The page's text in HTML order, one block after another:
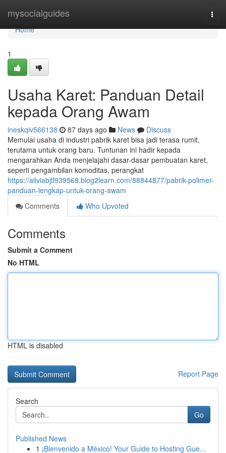
mysocialguides
Home
Home
1
Usaha Karet: Panduan Detail
kepada Orang Awam
ineskqiv566138 87 days ago News
Discuss
Memulai usaha di industri pabrik karet bisa jadi terasa rumit,
terutama untuk orang baru. Tuntunan ini hadir kepada
mengarahkan Anda menjelajahi dasar-dasar pembuatan karet,
seperti pengambilan komoditas, perangkat
https://aliviabjtl939569.blog2learn.com/88844877/pabrik-polimer-
panduan-lengkap-untuk-orang-awam
Comments
Who Upvoted
Comments
Submit a Comment
No HTML
HTML is disabled
Report Page
Search
Go
Published News
1 ¡Bienvenido a México! Your Guide to Hosting Gue...